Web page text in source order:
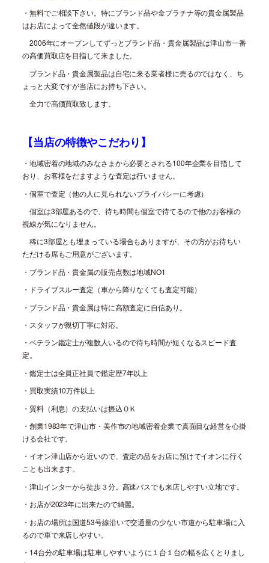
・無料でご相談下さい。特にブランド品や金プラチナ等の貴金属製品
はお店によって全然値段が違います。
2006年にオープンしてずっとブランド品・貴金属製品は津山市一番
の高価買取店を目指して来ました。
ブランド品・貴金属製品は自宅に来る業者様に売るのではなく、ち
ょっと大変ですが当店にお持ち下さい。
全力で高価買取致します。
【当店の特徴やこだわり】
・地域密着の地域のみなさまから必要とされる100年企業を目指して
おり、お客様をだますような査定は行いません。
・個室で査定（他の人に見られないプライバシーに考慮）
個室は3部屋あるので、待ち時間も個室で待てるので他のお客様の
視線が気になりません。
稀に3部屋とも埋まっている場合もありますが、その方がお待ちい
ただける席もご用意がございます。
・ブランド品・貴金属の販売点数は地域NO1
・ドライブスルー査定（車から降りなくても査定可能）
・ブランド品・貴金属は特に高額査定に自信あり。
・スタッフが親切丁寧に対応。
・ベテラン鑑定士が複数人いるので待ち時間が短くなるスピード査
定。
・鑑定士は全員正社員で鑑定歴7年以上
・買取実績10万件以上
・質料（利息）の支払いは振込ＯＫ
・創業1983年で津山市・美作市の地域密着企業で真面目な経営を心掛
ける会社です。
・イオン津山店から近いので、査定の品をお店に預けてイオンに行く
ことも出来ます。
・津山インターから徒歩３分。高速バスでも来店しやすい立地です。
・お店が2023年に出来たので綺麗。
・お店の場所は国道53号線沿いで交通量の少ない市道から駐車場に入
るので車で来店しやすい。
・ 14台分の駐車場は駐車しやすいように１台１台の幅を広くとりまし